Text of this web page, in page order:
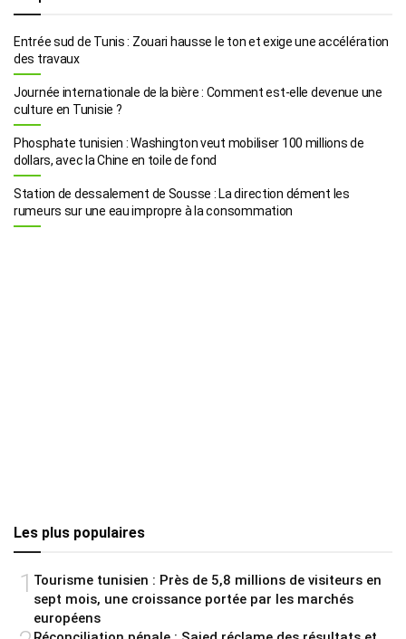
Entrée sud de Tunis : Zouari hausse le ton et exige une accélération
des travaux
Journée internationale de la bière : Comment est-elle devenue une
culture en Tunisie ?
Phosphate tunisien : Washington veut mobiliser 100 millions de
dollars, avec la Chine en toile de fond
Station de dessalement de Sousse : La direction dément les
rumeurs sur une eau impropre à la consommation
Les plus populaires
1 Tourisme tunisien : Près de 5,8 millions de visiteurs en
sept mois, une croissance portée par les marchés
européens